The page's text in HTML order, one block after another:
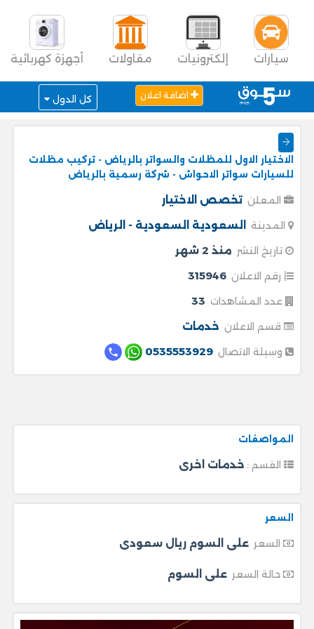
سيارات إلكترونيات مقاولات أجهزة كهربائية
اضافة اعلان كل الدول
الاختيار الاول للمظلات والسواتر بالرياض - تركيب مظلات
للسيارات سواتر الاحواش - شركة رسمية بالرياض
المعلن تخصص الاختيار
المدينة السعودية السعودية - الرياض
تاريخ النشر منذ 2 شهر
رقم الاعلان 315946
عدد المشاهدات 33
قسم الاعلان خدمات
وسيلة الاتصال 0535553929
المواصفات
خدمات اخرى
السعر
السعر على السوم ريال سعودى
حالة السعر على السوم